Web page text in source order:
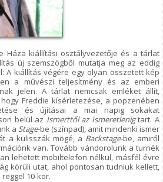
Háza kiállítási osztályvezetője és a tárlat
új szemszögből mutatja meg az eddig
A kiállítás végére egy olyan összetett kép
a művészi teljesítmény és az emberi
jelen. A tárlat nemcsak emléket állít,
Freddie kísérletezése, a popzenében
és újításai a mai napig sokakat
belül az Ismerttől az Ismeretlenigtart. A
a Stage-be (színpad), amit mindenki ismer
a kulisszák mögé, a Backstage-be, amiről
van. Tovább vándorolunk a turnék
lehetett mobiltelefon nélkül, másfél évre
körüli utat, ahol pontosan tudniuk kellett,
10-kor.